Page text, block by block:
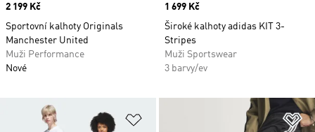
Price
2 199 Kč
Sportovní kalhoty Originals
Manchester United
Muži Performance
Nové
Price
1 699 Kč
Široké kalhoty adidas KIT 3-
Stripes
Muži Sportswear
3 barvy/ev
Přidat do seznamu přání